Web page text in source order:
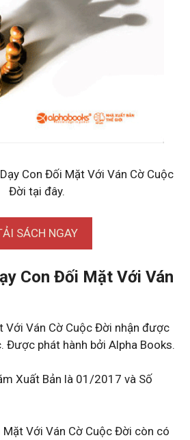
Con Đối Mặt Với Ván Cờ Cuộc
Đời tại đây.
SÁCH NGAY
Con Đối Mặt Với Ván
Với Ván Cờ Cuộc Đời nhận được
phát hành bởi Alpha Books.
Xuất Bản là 01/2017 và Số
Mặt Với Ván Cờ Cuộc Đời còn có